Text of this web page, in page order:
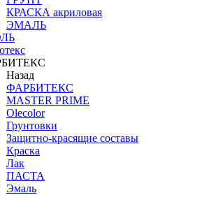
КРАСКА акриловая
ЭМАЛЬ
Назад
ФАРБИТЕКС
MASTER PRIME
Olecolor
Грунтовки
Защитно-красящие составы
Краска
Лак
ПАСТА
Эмаль